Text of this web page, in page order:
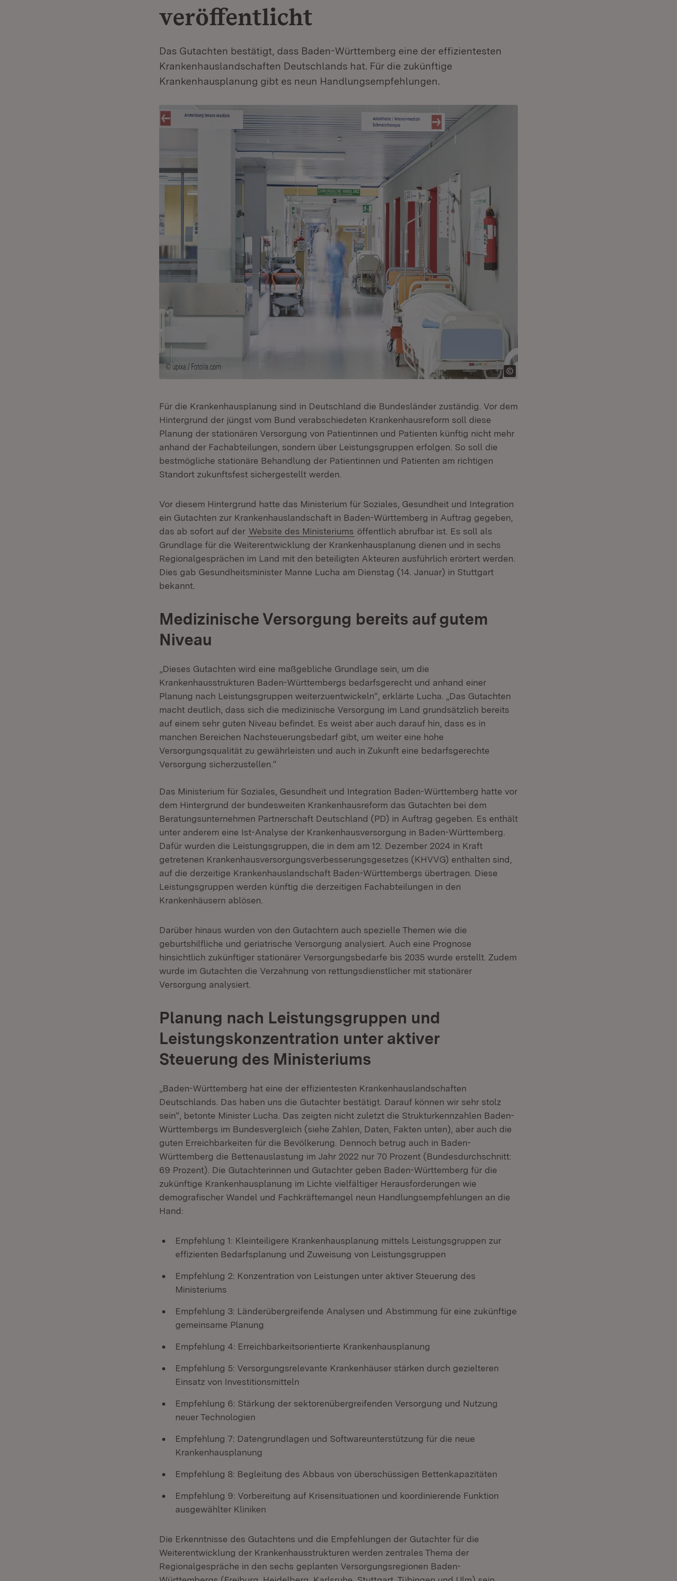
veröffentlicht
Das Gutachten bestätigt, dass Baden-Württemberg eine der effizientesten
Krankenhauslandschaften Deutschlands hat. Für die zukünftige
Krankenhausplanung gibt es neun Handlungsempfehlungen.
Für die Krankenhausplanung sind in Deutschland die Bundesländer zuständig. Vor dem
Hintergrund der jüngst vom Bund verabschiedeten Krankenhausreform soll diese
Planung der stationären Versorgung von Patientinnen und Patienten künftig nicht mehr
anhand der Fachabteilungen, sondern über Leistungsgruppen erfolgen. So soll die
bestmögliche stationäre Behandlung der Patientinnen und Patienten am richtigen
Standort zukunftsfest sichergestellt werden.
Vor diesem Hintergrund hatte das Ministerium für Soziales, Gesundheit und Integration
ein Gutachten zur Krankenhauslandschaft in Baden-Württemberg in Auftrag gegeben,
das ab sofort auf der Website des Ministeriums öffentlich abrufbar ist. Es soll als
Grundlage für die Weiterentwicklung der Krankenhausplanung dienen und in sechs
Regionalgesprächen im Land mit den beteiligten Akteuren ausführlich erörtert werden.
Dies gab Gesundheitsminister Manne Lucha am Dienstag (14. Januar) in Stuttgart
bekannt.
Medizinische Versorgung bereits auf gutem
Niveau
„Dieses Gutachten wird eine maßgebliche Grundlage sein, um die
Krankenhausstrukturen Baden-Württembergs bedarfsgerecht und anhand einer
Planung nach Leistungsgruppen weiterzuentwickeln“, erklärte Lucha. „Das Gutachten
macht deutlich, dass sich die medizinische Versorgung im Land grundsätzlich bereits
auf einem sehr guten Niveau befindet. Es weist aber auch darauf hin, dass es in
manchen Bereichen Nachsteuerungsbedarf gibt, um weiter eine hohe
Versorgungsqualität zu gewährleisten und auch in Zukunft eine bedarfsgerechte
Versorgung sicherzustellen.“
Das Ministerium für Soziales, Gesundheit und Integration Baden-Württemberg hatte vor
dem Hintergrund der bundesweiten Krankenhausreform das Gutachten bei dem
Beratungsunternehmen Partnerschaft Deutschland (PD) in Auftrag gegeben. Es enthält
unter anderem eine Ist-Analyse der Krankenhausversorgung in Baden-Württemberg.
Dafür wurden die Leistungsgruppen, die in dem am 12. Dezember 2024 in Kraft
getretenen Krankenhausversorgungsverbesserungsgesetzes (KHVVG) enthalten sind,
auf die derzeitige Krankenhauslandschaft Baden-Württembergs übertragen. Diese
Leistungsgruppen werden künftig die derzeitigen Fachabteilungen in den
Krankenhäusern ablösen.
Darüber hinaus wurden von den Gutachtern auch spezielle Themen wie die
geburtshilfliche und geriatrische Versorgung analysiert. Auch eine Prognose
hinsichtlich zukünftiger stationärer Versorgungsbedarfe bis 2035 wurde erstellt. Zudem
wurde im Gutachten die Verzahnung von rettungsdienstlicher mit stationärer
Versorgung analysiert.
Planung nach Leistungsgruppen und
Leistungskonzentration unter aktiver
Steuerung des Ministeriums
„Baden-Württemberg hat eine der effizientesten Krankenhauslandschaften
Deutschlands. Das haben uns die Gutachter bestätigt. Darauf können wir sehr stolz
sein“, betonte Minister Lucha. Das zeigten nicht zuletzt die Strukturkennzahlen Baden-
Württembergs im Bundesvergleich (siehe Zahlen, Daten, Fakten unten), aber auch die
guten Erreichbarkeiten für die Bevölkerung. Dennoch betrug auch in Baden-
Württemberg die Bettenauslastung im Jahr 2022 nur 70 Prozent (Bundesdurchschnitt:
69 Prozent). Die Gutachterinnen und Gutachter geben Baden-Württemberg für die
zukünftige Krankenhausplanung im Lichte vielfältiger Herausforderungen wie
demografischer Wandel und Fachkräftemangel neun Handlungsempfehlungen an die
Hand:
Empfehlung 1: Kleinteiligere Krankenhausplanung mittels Leistungsgruppen zur
effizienten Bedarfsplanung und Zuweisung von Leistungsgruppen
Empfehlung 2: Konzentration von Leistungen unter aktiver Steuerung des
Ministeriums
Empfehlung 3: Länderübergreifende Analysen und Abstimmung für eine zukünftige
gemeinsame Planung
Empfehlung 4: Erreichbarkeitsorientierte Krankenhausplanung
Empfehlung 5: Versorgungsrelevante Krankenhäuser stärken durch gezielteren
Einsatz von Investitionsmitteln
Empfehlung 6: Stärkung der sektorenübergreifenden Versorgung und Nutzung
neuer Technologien
Empfehlung 7: Datengrundlagen und Softwareunterstützung für die neue
Krankenhausplanung
Empfehlung 8: Begleitung des Abbaus von überschüssigen Bettenkapazitäten
Empfehlung 9: Vorbereitung auf Krisensituationen und koordinierende Funktion
ausgewählter Kliniken
Die Erkenntnisse des Gutachtens und die Empfehlungen der Gutachter für die
Weiterentwicklung der Krankenhausstrukturen werden zentrales Thema der
Regionalgespräche in den sechs geplanten Versorgungsregionen Baden-